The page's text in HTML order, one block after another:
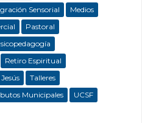
Sensorial
Medios
Pastoral
Retiro Espiritual
Talleres
Municipales UCSF